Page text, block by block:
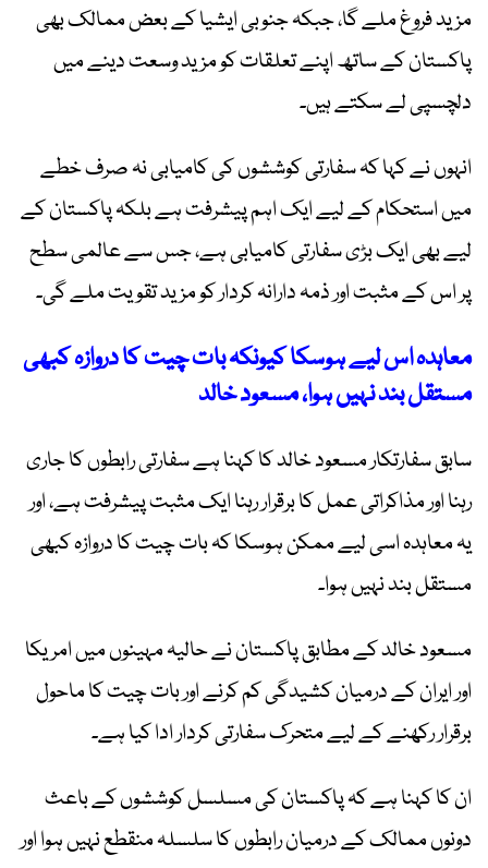
مزید فروغ ملے گا، جبکہ جنوبی ایشیا کے بعض ممالک بھی
پاکستان کے ساتھ اپنے تعلقات کو مزید وسعت دینے میں
دلچسپی لے سکتے ہیں۔
انہوں نے کہا کہ سفارتی کوششوں کی کامیابی نہ صرف خطے
میں استحکام کے لیے ایک اہم پیشرفت ہے بلکہ پاکستان کے
لیے بھی ایک بڑی سفارتی کامیابی ہے، جس سے عالمی سطح
پر اس کے مثبت اور ذمہ دارانہ کردار کو مزید تقویت ملے گی۔
معاہدہ اس لیے ہوسکا کیونکہ بات چیت کا دروازہ کبھی
مستقل بند نہیں ہوا، مسعود خالد
سابق سفارتکار مسعود خالد کا کہنا ہے سفارتی رابطوں کا جاری
رہنا اور مذاکراتی عمل کا برقرار رہنا ایک مثبت پیشرفت ہے، اور
یہ معاہدہ اسی لیے ممکن ہوسکا کہ بات چیت کا دروازہ کبھی
مستقل بند نہیں ہوا۔
مسعود خالد کے مطابق پاکستان نے حالیہ مہینوں میں امریکا
اور ایران کے درمیان کشیدگی کم کرنے اور بات چیت کا ماحول
برقرار رکھنے کے لیے متحرک سفارتی کردار ادا کیا ہے۔
ان کا کہنا ہے کہ پاکستان کی مسلسل کوششوں کے باعث
دونوں ممالک کے درمیان رابطوں کا سلسلہ منقطع نہیں ہوا اور